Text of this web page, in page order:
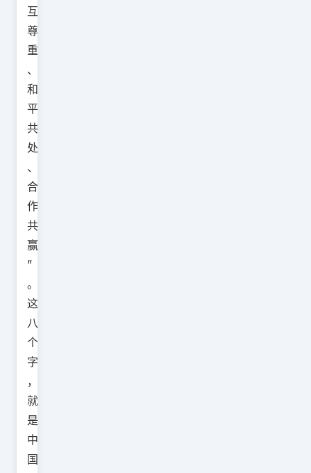
互
尊
重
、
和
平
共
处
、
合
作
共
赢
”
。
这
八
个
字
，
就
是
中
国